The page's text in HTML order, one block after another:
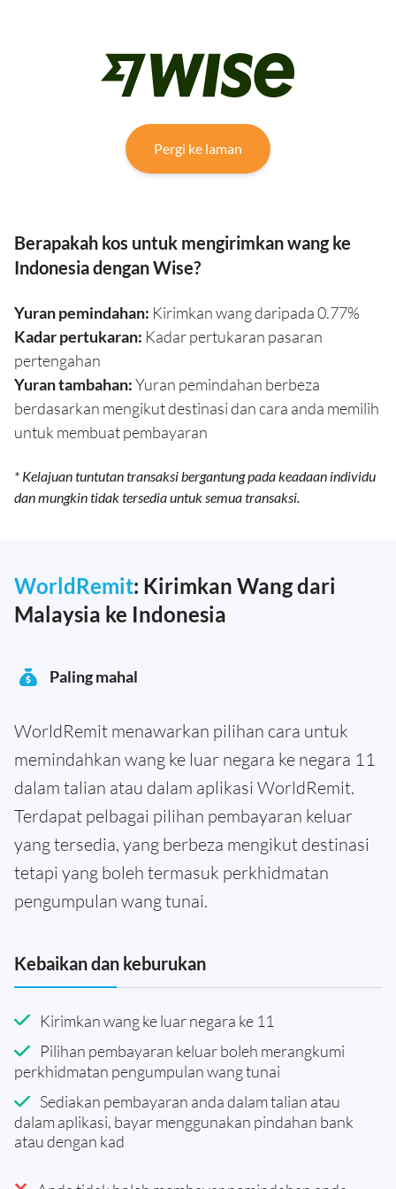
Pergi ke laman
Berapakah kos untuk mengirimkan wang ke
Indonesia dengan Wise?
Yuran pemindahan: Kirimkan wang daripada 0.77%
Kadar pertukaran: Kadar pertukaran pasaran
pertengahan
Yuran tambahan:Yuran pemindahan berbeza
berdasarkan mengikut destinasi dan cara anda memilih
untuk membuat pembayaran
* Kelajuan tuntutan transaksi bergantung pada keadaan individu
dan mungkin tidak tersedia untuk semua transaksi.
WorldRemit: Kirimkan Wang dari
Malaysia ke Indonesia
Paling mahal
WorldRemit menawarkan pilihan cara untuk
memindahkan wang ke luar negara ke negara 11
dalam talian atau dalam aplikasi WorldRemit.
Terdapat pelbagai pilihan pembayaran keluar
yang tersedia, yang berbeza mengikut destinasi
tetapi yang boleh termasuk perkhidmatan
pengumpulan wang tunai.
Kebaikan dan keburukan
Kirimkan wang ke luar negara ke 11
Pilihan pembayaran keluar boleh merangkumi
perkhidmatan pengumpulan wang tunai
Sediakan pembayaran anda dalam talian atau
dalam aplikasi, bayar menggunakan pindahan bank
atau dengan kad